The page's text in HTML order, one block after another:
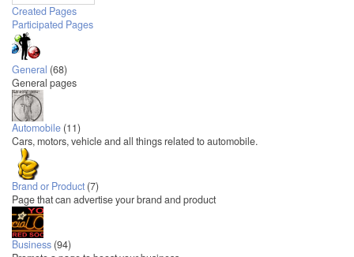
Created Pages
Participated Pages
General (68)
General pages
Automobile (11)
Cars, motors, vehicle and all things related to automobile.
Brand or Product (7)
Page that can advertise your brand and product
Business (94)